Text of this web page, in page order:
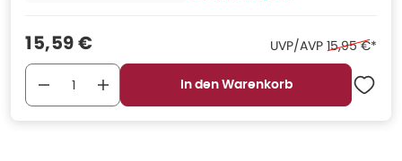
Verkaufspreis
15,59 € UVP/AVP Ehemaliger
15,95 €*
In den Warenkorb